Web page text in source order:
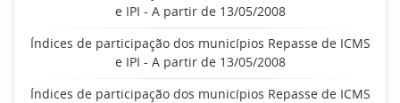
e IPI - A partir de 13/05/2008
Índices de participação dos municípios Repasse de ICMS
e IPI - A partir de 13/05/2008
Índices de participação dos municípios Repasse de ICMS